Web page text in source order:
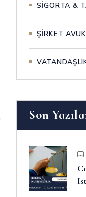
SİGORTA &
ŞİRKET
Son